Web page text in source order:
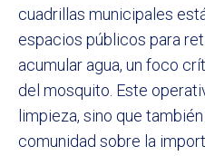
cuadrillas municipales
espacios públicos para
acumular agua, un foco
del mosquito. Este
limpieza, sino que
comunidad sobre la